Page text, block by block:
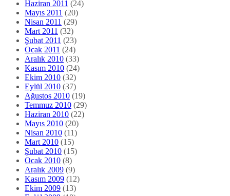
Haziran 2011 (24)
Mayıs 2011 (20)
Nisan 2011 (29)
Mart 2011 (32)
Şubat 2011 (23)
Ocak 2011 (24)
Aralık 2010 (33)
Kasım 2010 (24)
Ekim 2010 (32)
Eylül 2010 (37)
Ağustos 2010 (19)
Temmuz 2010 (29)
Haziran 2010 (22)
Mayıs 2010 (20)
Nisan 2010 (11)
Mart 2010 (15)
Şubat 2010 (15)
Ocak 2010 (8)
Aralık 2009 (9)
Kasım 2009 (12)
Ekim 2009 (13)